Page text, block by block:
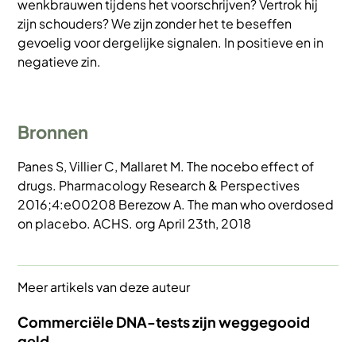
wenkbrauwen tijdens het voorschrijven? Vertrok hij
zijn schouders? We zijn zonder het te beseffen
gevoelig voor dergelijke signalen. In positieve en in
negatieve zin.
Bronnen
Panes S, Villier C, Mallaret M. The nocebo effect of
drugs. Pharmacology Research & Perspectives
2016;4:e00208 Berezow A. The man who overdosed
on placebo. ACHS. org April 23th, 2018
Meer artikels van deze auteur
Commerciële DNA-tests zijn weggegooid